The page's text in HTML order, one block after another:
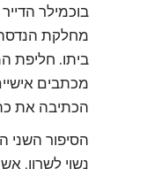
בוכמילר
מחלקת
ביתו. חליפת
מכתבים
הכתיבה את
הסיפור השני
נשוי לשרון,